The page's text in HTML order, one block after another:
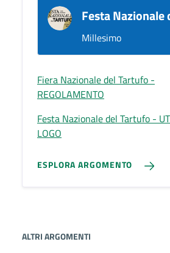
Festa Nazionale
Millesimo
Fiera Nazionale del Tartufo -
REGOLAMENTO
Festa Nazionale del Tartufo -
LOGO
ESPLORA ARGOMENTO
ALTRI ARGOMENTI